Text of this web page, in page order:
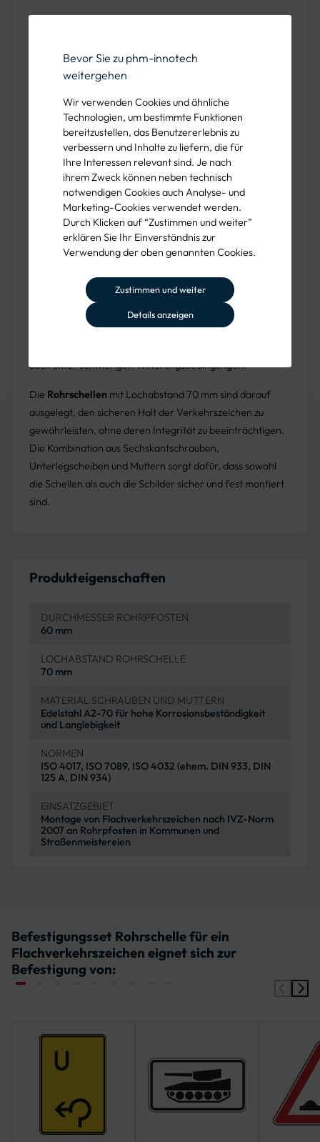
Bevor Sie zu phm-innotech
weitergehen
Wir verwenden Cookies und ähnliche
Technologien, um bestimmte Funktionen
bereitzustellen, das Benutzererlebnis zu
verbessern und Inhalte zu liefern, die für
Ihre Interessen relevant sind. Je nach
ihrem Zweck können neben technisch
notwendigen Cookies auch Analyse- und
Marketing-Cookies verwendet werden.
Durch Klicken auf “Zustimmen und weiter”
erklären Sie Ihr Einverständnis zur
Verwendung der oben genannten Cookies.
Zustimmen und weiter
Details anzeigen
4 x Unterlegscheibe Form A für M6, A2-70, ISO
7089 (ehem. DIN 125 A)
4 x Sechskantmutter M6, A2-70, ISO 4032 (ehem.
DIN 934)
Anwendung und Einsatzgebiet
Dieses Befestigungsset ist ideal für die Montage von
Flachverkehrszeichen an Rohrpfosten mit einem
Durchmesser von 60 mm und einem spezifischen
Lochabstand von 70 mm. Es gewährleistet eine sichere
und dauerhafte Befestigung, die den Anforderungen des
Straßenbaus und der kommunalen Infrastruktur
entspricht. Die Komponenten aus Edelstahl (A2-70)
auch unter schwierigen Witterungsbedingungen.
Die Rohrschellen mit Lochabstand 70 mm sind darauf
ausgelegt, den sicheren Halt der Verkehrszeichen zu
gewährleisten, ohne deren Integrität zu beeinträchtigen.
Die Kombination aus Sechskantschrauben,
Unterlegscheiben und Muttern sorgt dafür, dass sowohl
die Schellen als auch die Schilder sicher und fest montiert
sind.
Produkteigenschaften
DURCHMESSER ROHRPFOSTEN
60 mm
LOCHABSTAND ROHRSCHELLE
70 mm
MATERIAL SCHRAUBEN UND MUTTERN
Edelstahl A2-70 für hohe Korrosionsbeständigkeit
und Langlebigkeit
NORMEN
ISO 4017, ISO 7089, ISO 4032 (ehem. DIN 933, DIN
125 A, DIN 934)
EINSATZGEBIET
Montage von Flachverkehrszeichen nach IVZ-Norm
2007 an Rohrpfosten in Kommunen und
Straßenmeistereien
Befestigungsset Rohrschelle für ein
Flachverkehrszeichen eignet sich zur
Befestigung von: